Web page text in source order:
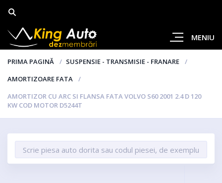
MENIU
PRIMA PAGINĂ
SUSPENSIE - TRANSMISIE - FRANARE
AMORTIZOARE FATA
AMORTIZOR CU ARC SI FLANSA FATA VOLVO S60 2001 2.4 D 120
KW COD MOTOR D5244T